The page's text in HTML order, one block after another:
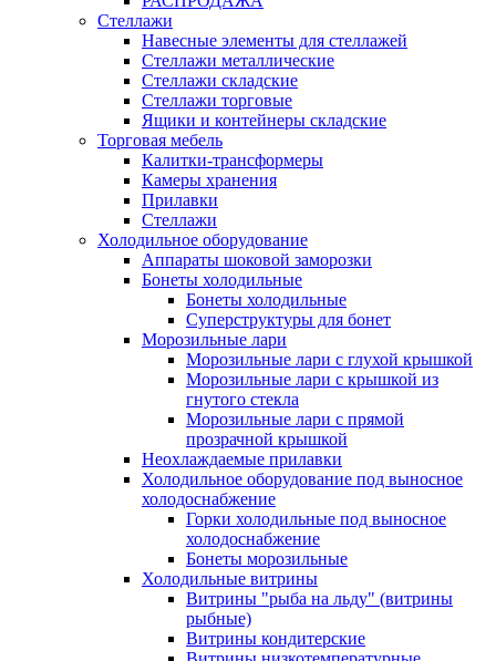
Стеллажи
Навесные элементы для стеллажей
Стеллажи металлические
Стеллажи складские
Стеллажи торговые
Ящики и контейнеры складские
Торговая мебель
Калитки-трансформеры
Камеры хранения
Прилавки
Стеллажи
Холодильное оборудование
Аппараты шоковой заморозки
Бонеты холодильные
Бонеты холодильные
Суперструктуры для бонет
Морозильные лари
Морозильные лари с глухой крышкой
Морозильные лари с крышкой из
гнутого стекла
Морозильные лари с прямой
прозрачной крышкой
Неохлаждаемые прилавки
Холодильное оборудование под выносное
холодоснабжение
Горки холодильные под выносное
холодоснабжение
Бонеты морозильные
Холодильные витрины
Витрины "рыба на льду" (витрины
рыбные)
Витрины кондитерские